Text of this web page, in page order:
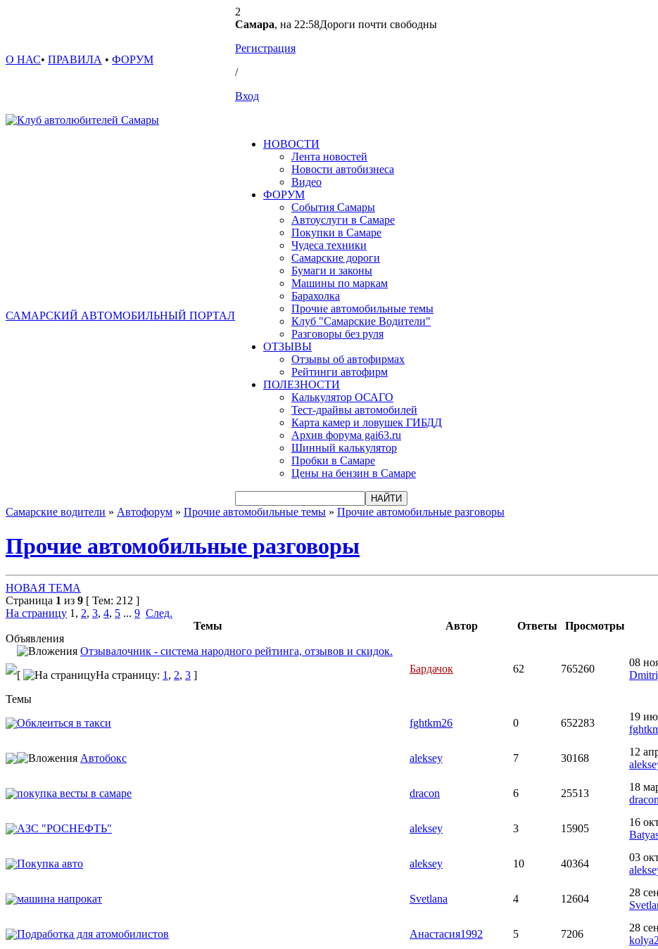
О НАС• ПРАВИЛА • ФОРУМ
2
Самара, на 22:58Дороги почти свободны
Регистрация
/
Вход
САМАРСКИЙ АВТОМОБИЛЬНЫЙ ПОРТАЛ
НОВОСТИ
Лента новостей
Новости автобизнеса
Видео
ФОРУМ
События Самары
Автоуслуги в Самаре
Покупки в Самаре
Чудеса техники
Самарские дороги
Бумаги и законы
Машины по маркам
Барахолка
Прочие автомобильные темы
Клуб "Самарские Водители"
Разговоры без руля
ОТЗЫВЫ
Отзывы об автофирмах
Рейтинги автофирм
ПОЛЕЗНОСТИ
Калькулятор ОСАГО
Тест-драйвы автомобилей
Карта камер и ловушек ГИБДД
Архив форума gai63.ru
Шинный калькулятор
Пробки в Самаре
Цены на бензин в Самаре
Самарские водители » Автофорум » Прочие автомобильные темы » Прочие автомобильные разговоры
Прочие автомобильные разговоры
НОВАЯ ТЕМА
Страница 1 из 9 [ Тем: 212 ]
На страницу 1 , 2, 3, 4, 5 ... 9 След.
Темы
Автор Ответы Просмотры
Объявления
Отзывалочник - система народного рейтинга, отзывов и скидок.
[
На страницу: 1 , 2, 3 ]
Бардачок 62 765260
08
Темы
Обклеиться в такси
fghtkm26 0 652283
19
Автобокс aleksey 7 30168
12
покупка весты в самаре dracon 6 25513
18
dracon
АЗС "РОСНЕФТЬ" aleksey 3 15905
16
Покупка авто aleksey 10 40364
03
машина напрокат Svetlana 4 12604
28
Подработка для атомобилистов Анастасия1992 5 7206
28